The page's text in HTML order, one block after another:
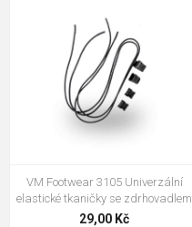
VM Footwear 3105 Univerzální
elastické tkaničky se zdrhovadlem
29,00 Kč